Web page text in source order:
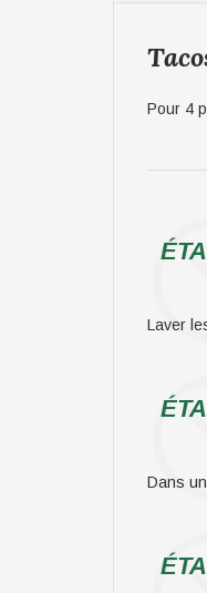
Pour 4
Laver
Dans